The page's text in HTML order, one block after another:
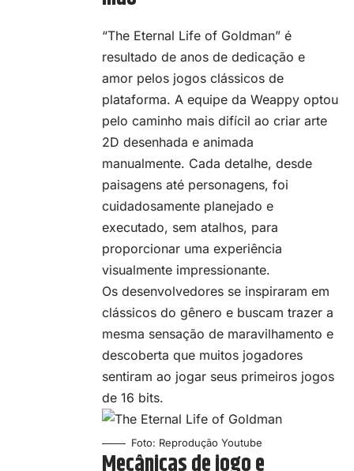
“The Eternal Life of Goldman” é
resultado de anos de dedicação e
amor pelos jogos clássicos de
plataforma. A equipe da Weappy optou
pelo caminho mais difícil ao criar arte
2D desenhada e animada
manualmente. Cada detalhe, desde
paisagens até personagens, foi
cuidadosamente planejado e
executado, sem atalhos, para
proporcionar uma experiência
visualmente impressionante.
Os desenvolvedores se inspiraram em
clássicos do gênero e buscam trazer a
mesma sensação de maravilhamento e
descoberta que muitos jogadores
sentiram ao jogar seus primeiros jogos
de 16 bits.
Foto: Reprodução Youtube
Mecânicas de jogo e